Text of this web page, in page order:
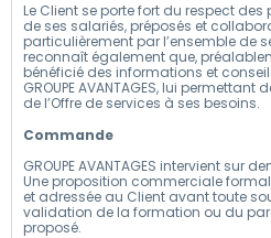
Le Client se porte fort du respect des
de ses salariés, préposés et
particulièrement par l’ensemble de
reconnaît également que,
bénéficié des informations et
GROUPE AVANTAGES, lui
de l’Offre de services à ses besoins.
Commande
GROUPE AVANTAGES intervient sur
Une proposition commerciale
et adressée au Client avant toute
validation de la formation ou du
proposé.